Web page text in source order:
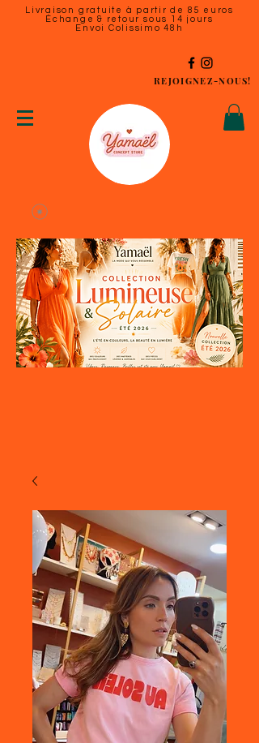
Livraison gratuite à partir de 85 euros
Échange & retour sous 14 jours
Envoi Colissimo 48h
REJOIGNEZ-NOUS!